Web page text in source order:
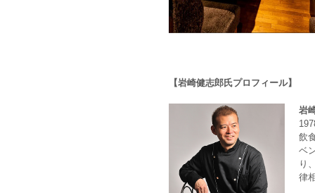
【岩崎健志郎氏プロフィール】
岩
飲
ベ
り
律